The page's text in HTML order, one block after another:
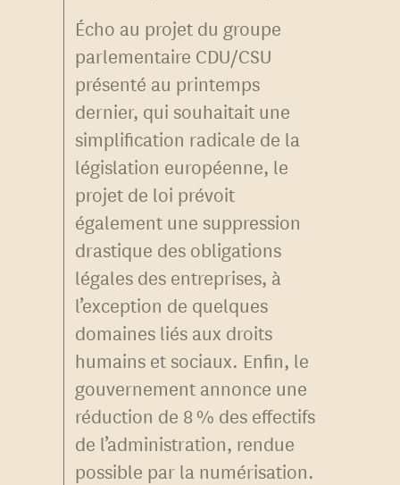
Écho au projet du groupe
parlementaire CDU/CSU
présenté au printemps
dernier, qui souhaitait une
simplification radicale de la
législation européenne, le
projet de loi prévoit
également une suppression
drastique des obligations
légales des entreprises, à
l’exception de quelques
domaines liés aux droits
humains et sociaux. Enfin, le
gouvernement annonce une
réduction de 8 % des effectifs
de l’administration, rendue
possible par la numérisation.